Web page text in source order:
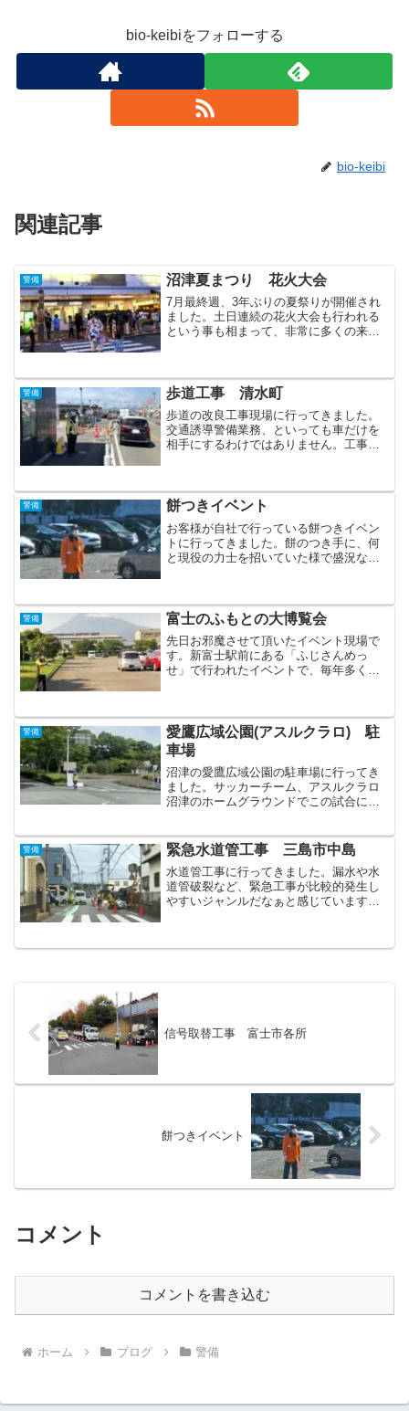
bio-keibiをフォローする
bio-keibi
関連記事
警備 沼津夏まつり 花火大会
7月最終週、3年ぶりの夏祭りが開催され
ました。土日連続の花火大会も行われる
という事も相まって、非常に多くの来場
津駅前での雑踏＆交通誘導警備を行いま
した。久方ぶりの雑踏警...
警備 歩道工事 清水町
歩道の改良工事現場に行ってきました。
交通誘導警備業務、といっても車だけを
相手にするわけではありません。工事に
道の両者に気を配らないといけない業務
がほどんどです。本日は6...
警備 餅つきイベント
お客様が自社で行っている餅つきイベン
トに行ってきました。餅のつき手に、何
と現役の力士を招いていた様で盛況なイ
備スタッフに良くない思い...
警備 富士のふもとの大博覧会
先日お邪魔させて頂いたイベント現場で
す。新富士駅前にある「ふじさんめっ
せ」で行われたイベントで、毎年多くの
れる現場である、と思っています。分岐
点で上手く振分けないと渋滞...
警備
愛鷹広域公園(アスルクラロ) 駐
車場
沼津の愛鷹広域公園の駐車場に行ってき
ました。サッカーチーム、アスルクラロ
沼津のホームグラウンドでこの試合にも
して利用される事も多く、これからの季
節は我々の活躍の機会も増...
警備 緊急水道管工事 三島市中島
水道管工事に行ってきました。漏水や水
道管破裂など、緊急工事が比較的発生し
やすいジャンルだなぁと感じています。
信号取替工事 富士市各所
餅つきイベント
コメント
コメントを書き込む
ホーム ブログ 警備